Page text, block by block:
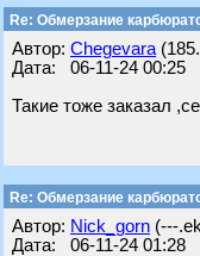
Re: Обмерзание
Автор: Chegevara
Дата: 06-11-24 00:25
Такие тоже заказал
Re: Обмерзание
Автор: Nick_gorn (---
Дата: 06-11-24 01:28